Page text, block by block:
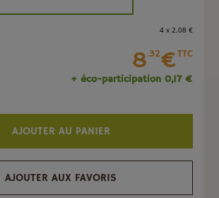
4 x 2.08 €
8.32€TTC
+ éco-participation 0,17 €
AJOUTER AU PANIER
AJOUTER AUX FAVORIS